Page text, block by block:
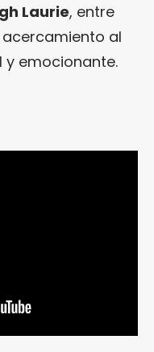
Laurie, entre
al
y emocionante.